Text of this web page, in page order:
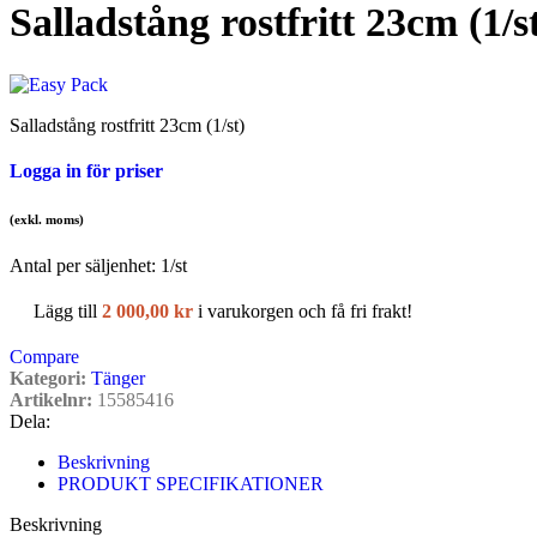
Salladstång rostfritt 23cm (1/
Salladstång rostfritt 23cm (1/st)
Logga in för priser
(exkl. moms)
Antal per säljenhet: 1/st
Lägg till 2 000,00 kr i varukorgen och få fri frakt!
Compare
Kategori: Tänger
Artikelnr: 15585416
Dela:
Beskrivning
PRODUKT SPECIFIKATIONER
Beskrivning